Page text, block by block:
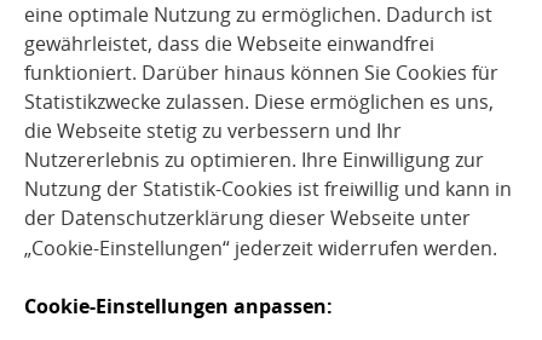
eine optimale Nutzung zu ermöglichen. Dadurch ist
gewährleistet, dass die Webseite einwandfrei
funktioniert. Darüber hinaus können Sie Cookies für
Statistikzwecke zulassen. Diese ermöglichen es uns,
die Webseite stetig zu verbessern und Ihr
Nutzererlebnis zu optimieren. Ihre Einwilligung zur
Nutzung der Statistik-Cookies ist freiwillig und kann in
der Datenschutzerklärung dieser Webseite unter
„Cookie-Einstellungen“ jederzeit widerrufen werden.
Cookie-Einstellungen anpassen:
Schulessen im
Ganztag
Lecker essen in der Schule
WO SIE ORIENTIERUNG UND
UNTERSTÜTZUNG FINDEN